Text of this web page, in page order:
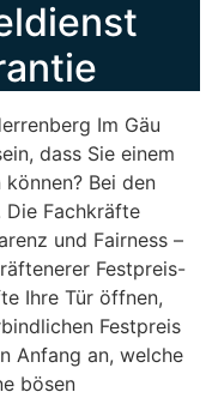
Im Gäu
dass Sie einem
Bei den
Die Fachkräfte
und Fairness –
Festpreis-
Ihre Tür öffnen,
Festpreis
Anfang an, welche
bösen